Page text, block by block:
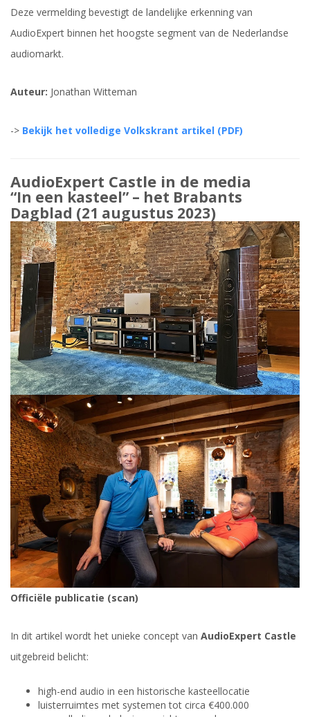
Deze vermelding bevestigt de landelijke erkenning van
AudioExpert binnen het hoogste segment van de Nederlandse
audiomarkt.
Auteur: Jonathan Witteman
-> Bekijk het volledige Volkskrant artikel (PDF)
AudioExpert Castle in de media
“In een kasteel” – het Brabants
Dagblad (21 augustus 2023)
Officiële publicatie (scan)
In dit artikel wordt het unieke concept van AudioExpert Castle
uitgebreid belicht:
high-end audio in een historische kasteellocatie
luisterruimtes met systemen tot circa €400.000